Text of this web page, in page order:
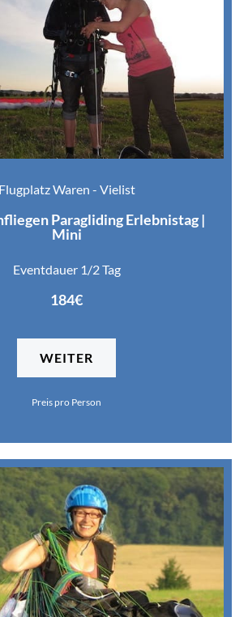
Flugplatz Waren - Vielist
Paragliding Erlebnistag |
Mini
Eventdauer 1/2 Tag
184€
WEITER
Preis pro Person